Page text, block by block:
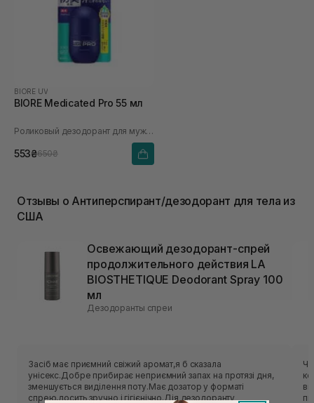
BIORE UV
BIORE Medicated Pro 55 мл
Роликовый дезодорант для мужчин
553₴650₴
Отзывы о Антиперспирант/дезодорант для тела из
США
Освежающий дезодорант-спрей
продолжительного действия LA
BIOSTHETIQUE Deodorant Spray 100
мл
Дезодоранты спреи
Засіб має приємний свіжий аромат,я б сказала
унісекс.Добре прибирає неприємний запах на протязі дня,
зменшується виділення поту.Має дозатор у форматі
спрею,досить зручно і гігієнічно.Дія дезодоранту